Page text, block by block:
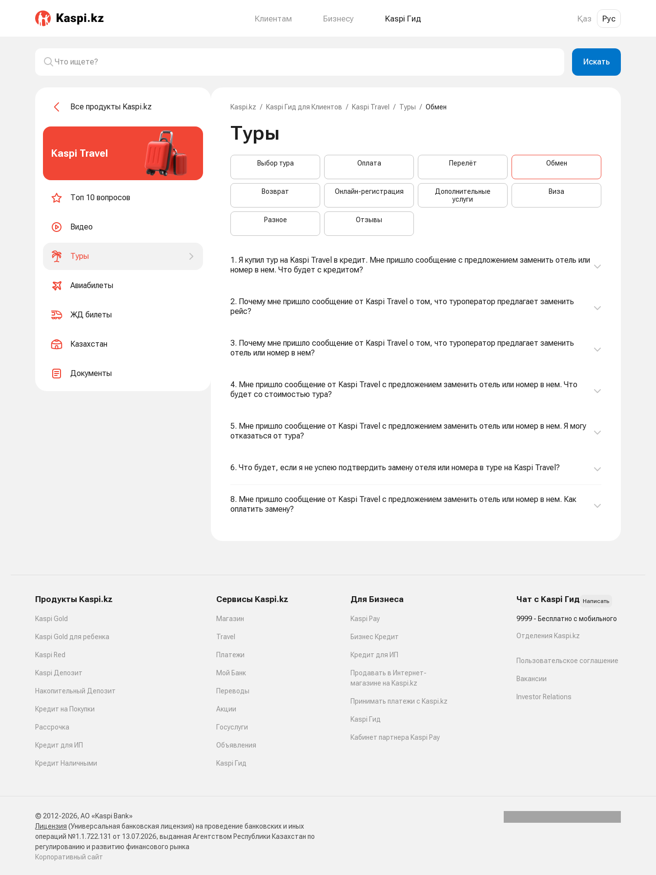
Клиентам Бизнесу Kaspi Гид Қаз Рус
Искать
Все продукты Kaspi.kz
Kaspi Travel
Топ 10 вопросов
Видео
Туры
Авиабилеты
ЖД билеты
Казахстан
Документы
Kaspi.kz / Kaspi Гид для Клиентов / Kaspi Travel / Туры / Обмен
Туры
Выбор тура Оплата Перелёт Обмен
Возврат Онлайн-регистрация
Дополнительные
услуги
Виза
Разное Отзывы
1. Я купил тур на Kaspi Travel в кредит. Мне пришло сообщение с предложением заменить отель или
номер в нем. Что будет с кредитом?
2. Почему мне пришло сообщение от Kaspi Travel о том, что туроператор предлагает заменить
рейс?
3. Почему мне пришло сообщение от Kaspi Travel о том, что туроператор предлагает заменить
отель или номер в нем?
4. Мне пришло сообщение от Kaspi Travel с предложением заменить отель или номер в нем. Что
будет со стоимостью тура?
5. Мне пришло сообщение от Kaspi Travel с предложением заменить отель или номер в нем. Я могу
отказаться от тура?
6. Что будет, если я не успею подтвердить замену отеля или номера в туре на Kaspi Travel?
8. Мне пришло сообщение от Kaspi Travel с предложением заменить отель или номер в нем. Как
оплатить замену?
Продукты Kaspi.kz
Kaspi Gold
Kaspi Gold для ребенка
Kaspi Red
Kaspi Депозит
Накопительный Депозит
Кредит на Покупки
Рассрочка
Кредит для ИП
Кредит Наличными
Сервисы Kaspi.kz
Магазин
Travel
Платежи
Мой Банк
Переводы
Акции
Госуслуги
Объявления
Kaspi Гид
Для Бизнеса
Kaspi Pay
Бизнес Кредит
Кредит для ИП
Продавать в Интернет-
магазине на Kaspi.kz
Принимать платежи с Kaspi.kz
Kaspi Гид
Кабинет партнера Kaspi Pay
Чат с Kaspi Гид Написать
9999 - Бесплатно с мобильного
Отделения Kaspi.kz
Пользовательское соглашение
Вакансии
Investor Relations
© 2012-2026, АО «Kaspi Bank»
Лицензия (Универсальная банковская лицензия) на проведение банковских и иных
операций №1.1.722.131 от 13.07.2026, выданная Агентством Республики Казахстан по
регулированию и развитию финансового рынка
Корпоративный сайт